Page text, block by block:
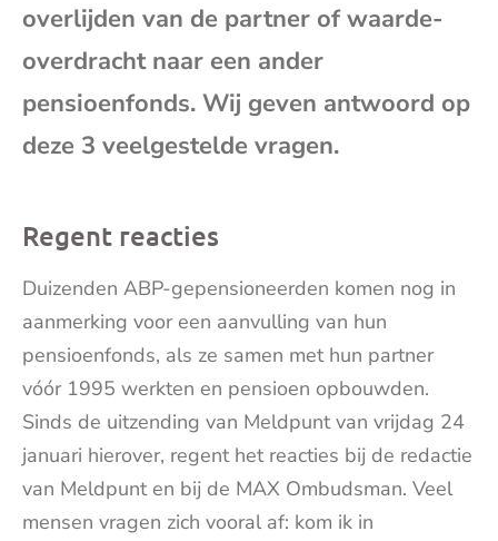
overlijden van de partner of waarde-
overdracht naar een ander
pensioenfonds. Wij geven antwoord op
deze 3 veelgestelde vragen.
Regent reacties
Duizenden ABP-gepensioneerden komen nog in
aanmerking voor een aanvulling van hun
pensioenfonds, als ze samen met hun partner
vóór 1995 werkten en pensioen opbouwden.
Sinds de uitzending van Meldpunt van vrijdag 24
januari hierover, regent het reacties bij de redactie
van Meldpunt en bij de MAX Ombudsman. Veel
mensen vragen zich vooral af: kom ik in